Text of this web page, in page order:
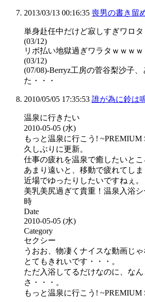
2013/03/13 00:16:35 喪男の書き留
単身赴任中だけど寂しすぎワロ
(03/12)
リボ払い地獄過ぎワラタｗｗｗｗ
(03/12)
(07/08)-Berryz工房の菅谷梨沙子
た・・・
2010/05/05 17:35:53 誰が為に鈴は
温泉に行きたい
2010-05-05 (水)
もっと温泉に行こう! ~PREMIUM
久しぶりに更新。
仕事の疲れを温泉で癒したいとこ
あまり遠いと、移動で疲れてしま
近場でゆったりしたいですねぇ。
美乳美尻過ぎて貴重！温泉入浴
時
Date
2010-05-05 (水)
Category
セクシー
うおお、物凄くナイスな動画じゃ
とてもきれいです・・・。
ただ入浴してるだけなのに、なん
さ・・・。
もっと温泉に行こう! ~PREMIUM